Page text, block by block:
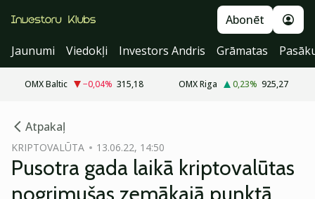
Abonēt
Jaunumi
Viedokļi Investors Andris Grāmatas
OMX Baltic −0,04% 315,18 OMX Riga 0,23% 925,27
Atpakaļ
KRIPTOVALŪTA 13.06.22, 14:50
Pusotra gada laikā kriptovalūtas
nogrimušas zemākajā punktā